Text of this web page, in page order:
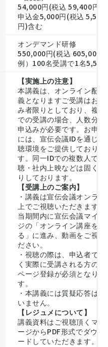
54,000円(税込 59,400円)
申込金5,000円(税込 5,500
円)含む
オンデマンド研修
550,000円(税込 605,000
例）100名受講で1名5,500
【実施上の注意】
本講義は、オンライン配信
義となりますご受講はお申
み者限りとしており、複数
での受講の場合、人数分の
申込みが必要です。お申込
には、宣伝会議IDを通じて
聴環境をご提供しておりま
す。同一IDでの複数人での
聴・社内上映などは固くお
りしております。
【受講上のご案内】
・講義は宣伝会議オンライ
上でご視聴いただきます。
当期間内に宣伝会議マイペ
ジの「オンライン講座を見
る」に進み、動画をご視聴
ださい。
・視聴の際は、申込者では
く実際に受講される方のマ
ページ登録が必須となりま
す。
・本講義には質疑応答はご
いません。
【レジュメについて】
講義資料はご視聴頂くマイ
ージからPDF形式でダウン
ードしていただきます。